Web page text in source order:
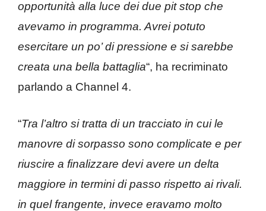
opportunità alla luce dei due pit stop che
avevamo in programma. Avrei potuto
esercitare un po’ di pressione e si sarebbe
creata una bella battaglia“, ha recriminato
parlando a Channel 4.
“Tra l’altro si tratta di un tracciato in cui le
manovre di sorpasso sono complicate e per
riuscire a finalizzare devi avere un delta
maggiore in termini di passo rispetto ai rivali.
in quel frangente, invece eravamo molto